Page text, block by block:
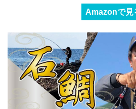
Amazonで見